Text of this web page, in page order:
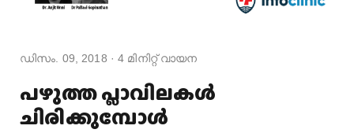
ഡിസം. 09, 2018 ·4 മിനിറ്റ് വായന
പഴുത്ത പ്ലാവിലകൾ
ചിരിക്കുമ്പോൾ